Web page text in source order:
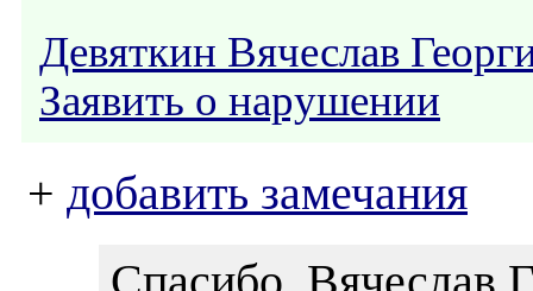
Девяткин Вячеслав
Заявить о нарушении
+ добавить замечания